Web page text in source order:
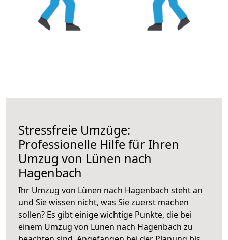
Stressfreie Umzüge:
Professionelle Hilfe für Ihren
Umzug von Lünen nach
Hagenbach
Ihr Umzug von Lünen nach Hagenbach steht an
und Sie wissen nicht, was Sie zuerst machen
sollen? Es gibt einige wichtige Punkte, die bei
einem Umzug von Lünen nach Hagenbach zu